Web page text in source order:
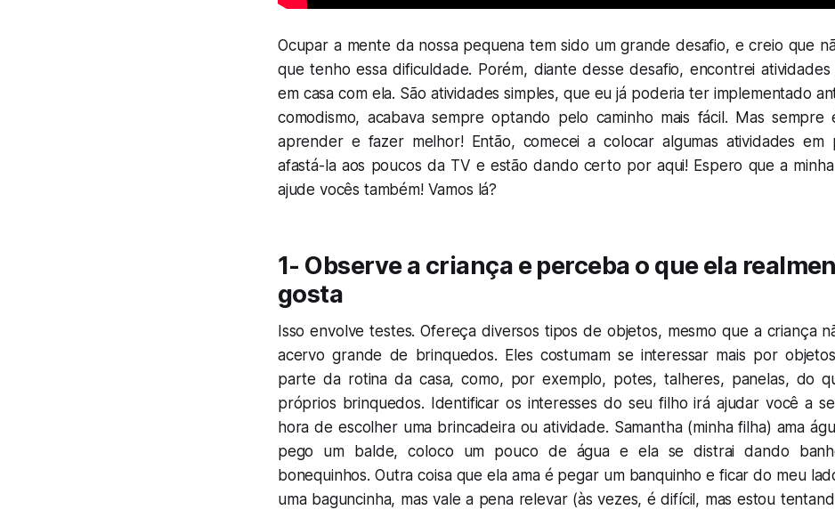
Ocupar a mente da nossa pequena tem sido um grande desafio, e creio que
que tenho essa dificuldade. Porém, diante desse desafio, encontrei
em casa com ela. São atividades simples, que eu já poderia ter implementado
comodismo, acabava sempre optando pelo caminho mais fácil. Mas
aprender e fazer melhor! Então, comecei a colocar algumas atividades em
afastá-la aos poucos da TV e estão dando certo por aqui! Espero que a
ajude vocês também! Vamos lá?
1- Observe a criança e perceba o que ela
gosta
Isso envolve testes. Ofereça diversos tipos de objetos, mesmo que a criança
acervo grande de brinquedos. Eles costumam se interessar mais por
parte da rotina da casa, como, por exemplo, potes, talheres, panelas, do
próprios brinquedos. Identificar os interesses do seu filho irá ajudar você a
hora de escolher uma brincadeira ou atividade. Samantha (minha filha) ama
pego um balde, coloco um pouco de água e ela se distrai dando
bonequinhos. Outra coisa que ela ama é pegar um banquinho e ficar do meu
uma baguncinha, mas vale a pena relevar (às vezes, é difícil, mas estou